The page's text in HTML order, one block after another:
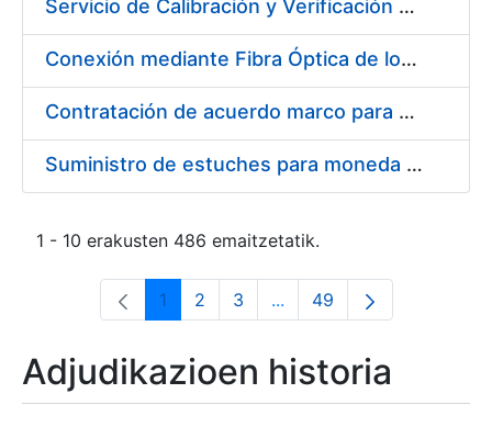
Servicio de Calibración y Verificación Externa de los Equipos de Medición del Servicio de Prevención de la FNMT-RCM
Conexión mediante Fibra Óptica de los Centros de Proceso de Datos (CPDs) de las sedes de la FNMT-RCM de Burgos y Madrid
Contratación de acuerdo marco para el Suministro de Material de Electricidad para la Fábrica Nacional de Moneda y Timbre-Real Casa de la Moneda en su centro de trabajo de Burgos
Suministro de estuches para moneda de 30 €
1 - 10 erakusten 486 emaitzetatik.
Orrialdea
1 Orrialdea
2 Orrialdea
3 ...Intermediate Pages Use
Orrialdea
49
Adjudikazioen historia